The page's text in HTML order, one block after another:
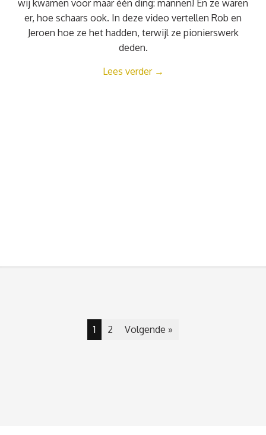
wij kwamen voor maar één ding: mannen! En ze waren
er, hoe schaars ook. In deze video vertellen Rob en
Jeroen hoe ze het hadden, terwijl ze pionierswerk
deden.
Lees verder →
1 2 Volgende »